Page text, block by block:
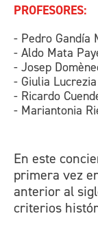
PROFESORES:
- Pedro Gandía
- Aldo Mata
- Josep
- Giulia
- Ricardo
- Mariantonia
En este
primera vez
anterior al
criterios